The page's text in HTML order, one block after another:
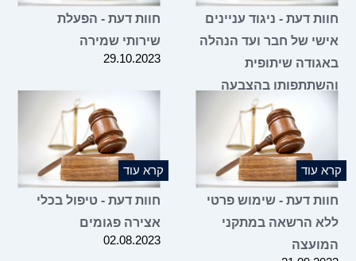
חוות דעת - ניגוד עניינים
אישי של חבר ועד הנהלה
באגודה שיתופית
והשתתפותו בהצבעה
בעניין הסכם שכירות של
31.10.2023
חוות דעת - הפעלת
שירותי שמירה
29.10.2023
קרא עוד
חוות דעת - שימוש פרטי
ללא הרשאה במתקני
המועצה
קרא עוד
חוות דעת - טיפול בכלי
אצירה פגומים
02.08.2023